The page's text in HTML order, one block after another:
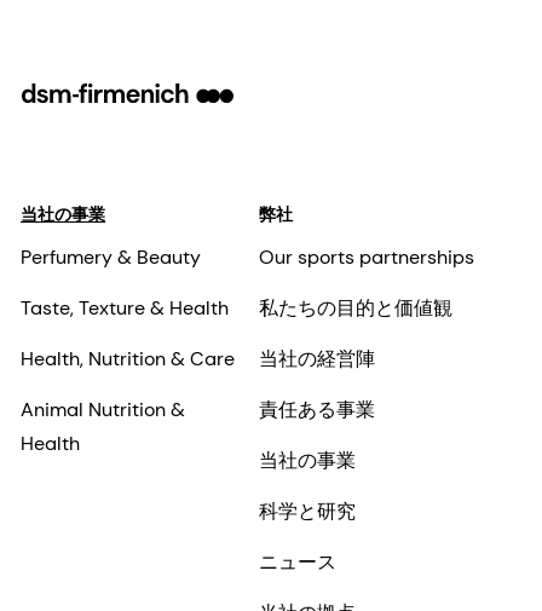
当社の事業
Perfumery & Beauty
Taste, Texture & Health
Health, Nutrition & Care
Animal Nutrition &
Health
弊社
Our sports partnerships
私たちの目的と価値観
当社の経営陣
責任ある事業
当社の事業
科学と研究
ニュース